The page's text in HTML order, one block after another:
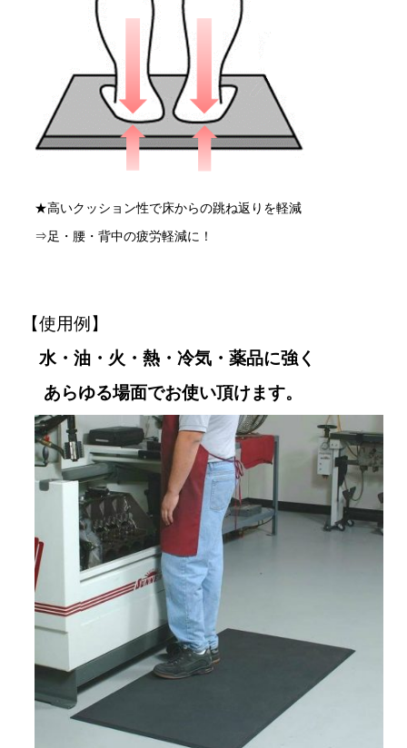
★高いクッション性で床からの跳ね返りを軽減
⇒足・腰・背中の疲労軽減に！
【使用例】
水・油・火・熱・冷気・薬品に強く
あらゆる場面でお使い頂けます。